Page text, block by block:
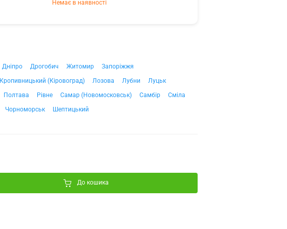
Немає в наявності
Дніпро Дрогобич Житомир
Запоріжжя
Кропивницький (Кіровоград) Лозова Лубни
Луцьк
Полтава Рівне Самар (Новомосковськ) Самбір
Сміла
Чорноморськ Шептицький
До кошика